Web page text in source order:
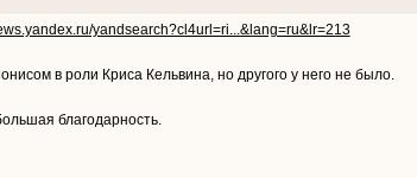
yandsearch?cl4url=ri...&lang=ru&lr=213
в роли Криса Кельвина, но другого у него не было.
благодарность.